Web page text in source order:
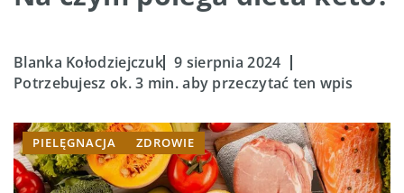
Blanka Kołodziejczuk 9 sierpnia 2024
Potrzebujesz ok. 3 min. aby przeczytać ten wpis
PIELĘGNACJA ZDROWIE